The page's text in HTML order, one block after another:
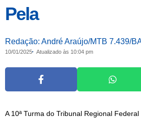
Pela
Redação: André Araújo/MTB 7.439/
10/01/2025 Atualizado às 10:04 pm
A 10ª Turma do Tribunal Regional